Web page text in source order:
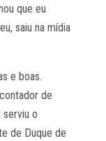
que eu
saiu na mídia
e boas.
de
serviu o
de Duque de